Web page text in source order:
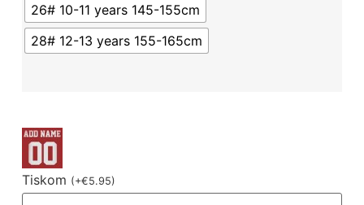
26# 10-11 years 145-155cm
28# 12-13 years 155-165cm
Tiskom (+€5.95)